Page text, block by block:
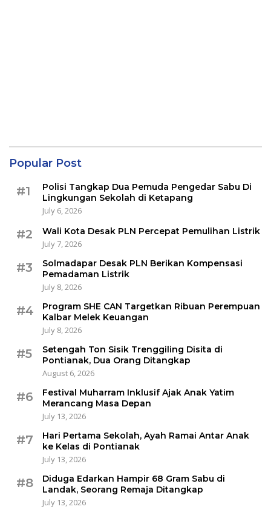
Popular Post
#1
Polisi Tangkap Dua Pemuda Pengedar Sabu Di
Lingkungan Sekolah di Ketapang
July 6, 2026
#2
Wali Kota Desak PLN Percepat Pemulihan Listrik
July 7, 2026
#3
Solmadapar Desak PLN Berikan Kompensasi
Pemadaman Listrik
July 8, 2026
#4
Program SHE CAN Targetkan Ribuan Perempuan
Kalbar Melek Keuangan
July 8, 2026
#5
Setengah Ton Sisik Trenggiling Disita di
Pontianak, Dua Orang Ditangkap
August 6, 2026
#6
Festival Muharram Inklusif Ajak Anak Yatim
Merancang Masa Depan
July 13, 2026
#7
Hari Pertama Sekolah, Ayah Ramai Antar Anak
ke Kelas di Pontianak
July 13, 2026
#8
Diduga Edarkan Hampir 68 Gram Sabu di
Landak, Seorang Remaja Ditangkap
July 13, 2026